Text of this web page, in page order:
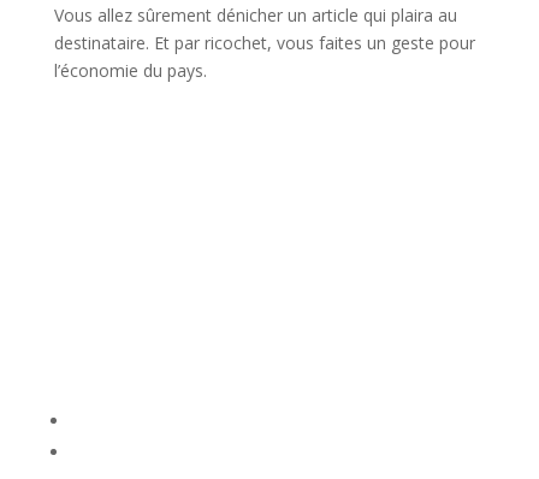
Vous allez sûrement dénicher un article qui plaira au
destinataire. Et par ricochet, vous faites un geste pour
l’économie du pays.